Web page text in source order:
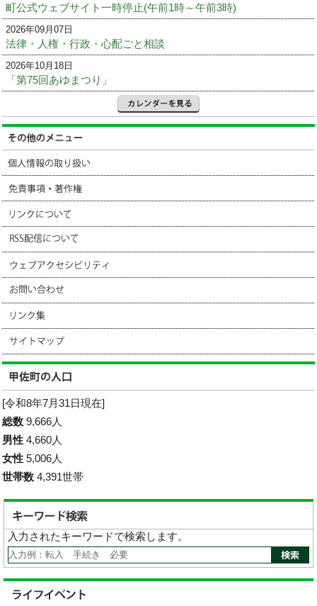
町公式ウェブサイト一時停止(午前1時～午前3時)
2026年09月07日
法律・人権・行政・心配ごと相談
2026年10月18日
「第75回あゆまつり」
[令和8年7月31日現在]
総数 9,666人
男性 4,660人
女性 5,006人
世帯数 4,391世帯
入力されたキーワードで検索します。